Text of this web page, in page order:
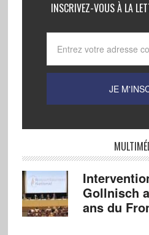
INSCRIVEZ-VOUS À LA
Gollnisch
ans du